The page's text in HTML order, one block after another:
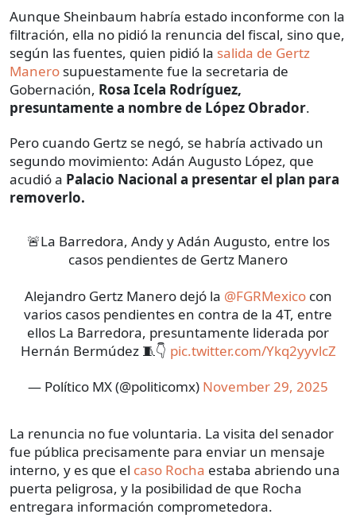
Aunque Sheinbaum habría estado inconforme con la
filtración, ella no pidió la renuncia del fiscal, sino que,
según las fuentes, quien pidió la salida de Gertz
Manero supuestamente fue la secretaria de
Gobernación, Rosa Icela Rodríguez,
presuntamente a nombre de López Obrador.
Pero cuando Gertz se negó, se habría activado un
segundo movimiento: Adán Augusto López, que
acudió a Palacio Nacional a presentar el plan para
removerlo.
🚨La Barredora, Andy y Adán Augusto, entre los
casos pendientes de Gertz Manero
Alejandro Gertz Manero dejó la @FGRMexicocon
varios casos pendientes en contra de la 4T, entre
ellos La Barredora, presuntamente liderada por
Hernán Bermúdez 🧵👇 pic.twitter.com/Ykq2yyvlcZ
— Político MX (@politicomx) November 29, 2025
La renuncia no fue voluntaria. La visita del senador
fue pública precisamente para enviar un mensaje
interno, y es que el caso Rocha estaba abriendo una
puerta peligrosa, y la posibilidad de que Rocha
entregara información comprometedora.